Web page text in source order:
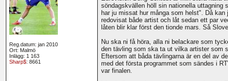
Reg.datum: jan 2010
Ort: Malmö
Inlägg: 1 163
Sharp$: 8661
söndagskvällen höll sin nationella
har ju missat hur många som helst". Då
redovisat både artist och låt sedan ett par
låten blir klar först den tionde mars. Så
Nu ska ni få höra, alla ni belackare som
den tävling som ska ta ut vilka artister som
Eftersom att båda tävlingarna är en del av
med det första programmet som sändes i
var finalen.